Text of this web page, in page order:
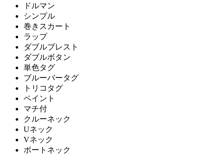
ドルマン
シンプル
巻きスカート
ラップ
ダブルブレスト
ダブルボタン
単色タグ
ブルーバータグ
トリコタグ
ペイント
マチ付
クルーネック
Uネック
Vネック
ボートネック